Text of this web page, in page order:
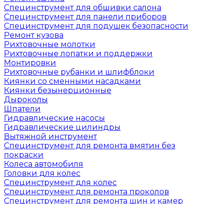
Специнструмент для обшивки салона
Специнструмент для панели приборов
Специнструмент для подушек безопасности
Ремонт кузова
Рихтовочные молотки
Рихтовочные лопатки и поддержки
Монтировки
Рихтовочные рубанки и шлифблоки
Киянки со сменными насадками
Киянки безынерционные
Дыроколы
Шпатели
Гидравлические насосы
Гидравлические цилиндры
Вытяжной инструмент
Специнструмент для ремонта вмятин без
покраски
Колеса автомобиля
Головки для колес
Специнструмент для колес
Специнструмент для ремонта проколов
Специнструмент для ремонта шин и камер